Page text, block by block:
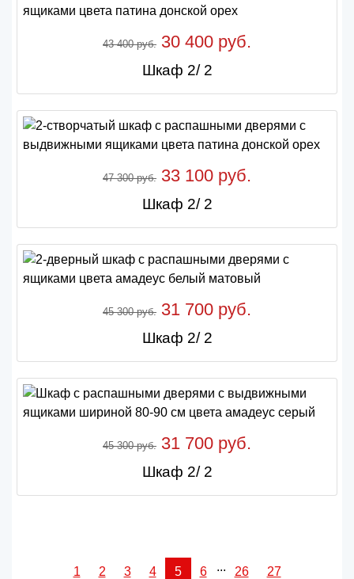
43 400 руб. 30 400 руб.
Шкаф 2/ 2
47 300 руб. 33 100 руб.
Шкаф 2/ 2
45 300 руб. 31 700 руб.
Шкаф 2/ 2
45 300 руб. 31 700 руб.
Шкаф 2/ 2
1 2 3 4 5 6 ... 26 27